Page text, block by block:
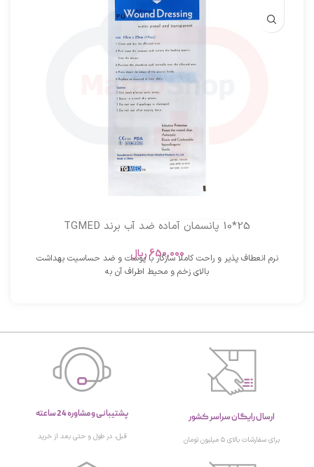
25*10 پانسمان آماده ضد آب برند TGMED
650,000ریال
نرم انعطاف پذیر و راحت کاملا سازگار با پوست و ضد حساسیت بهداشت
بالای زخم و محیط اطراف آن به
ارسال رایگان سراسر کشور
برای سفارشات بالای ۵ میلیون تومان
پشتیبانی و مشاوره 24 ساعته
قبل، در طول و حتی بعد از خرید